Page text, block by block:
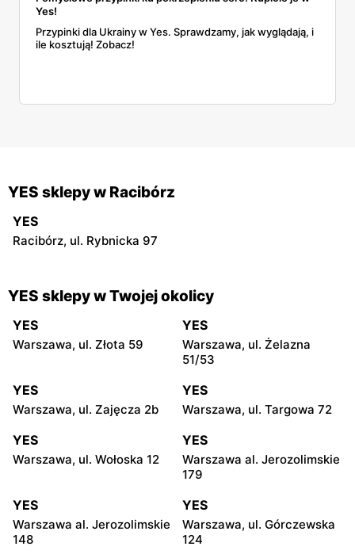
Yes!
Przypinki dla Ukrainy w Yes. Sprawdzamy, jak wyglądają, i
ile kosztują! Zobacz!
YES sklepy w Racibórz
YES
Racibórz, ul. Rybnicka 97
YES sklepy w Twojej okolicy
YES
Warszawa, ul. Złota 59
YES
Warszawa, ul. Żelazna
51/53
YES
Warszawa, ul. Zajęcza 2b
YES
Warszawa, ul. Targowa 72
YES
Warszawa, ul. Wołoska 12
YES
Warszawa al. Jerozolimskie
179
YES
Warszawa al. Jerozolimskie
148
YES
Warszawa, ul. Górczewska
124